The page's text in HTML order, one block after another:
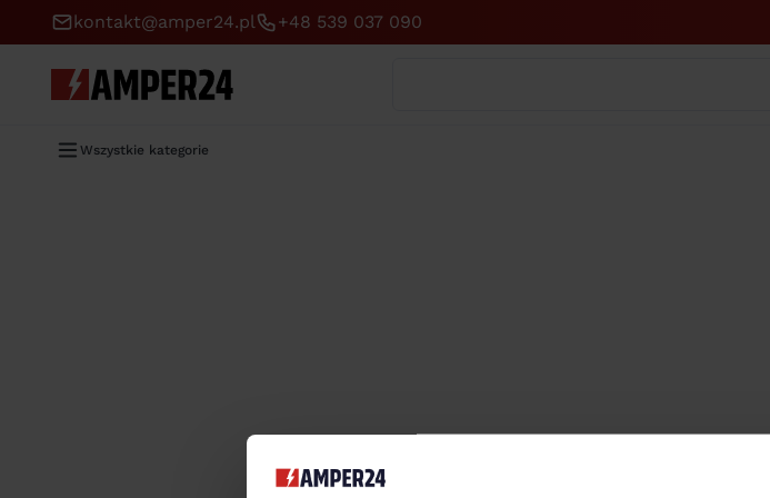
kontakt@amper24.pl +48 539 037 090
Wszystkie kategorie